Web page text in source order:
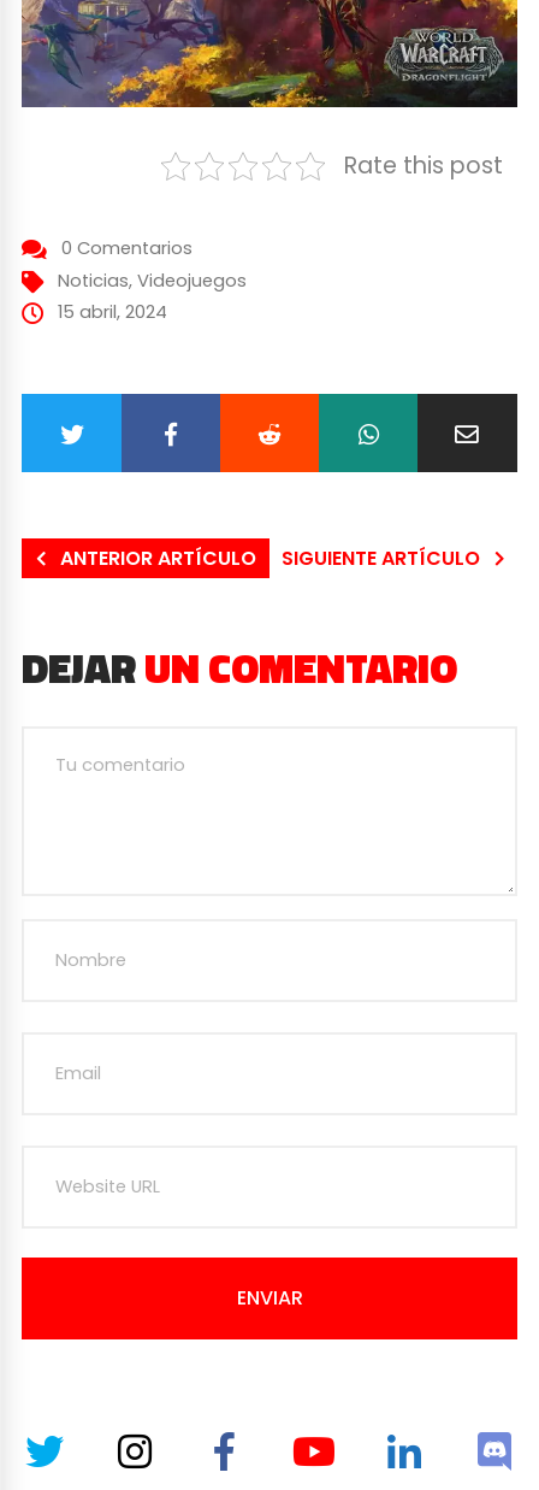
Rate this post
0 Comentarios
Noticias, Videojuegos
15 abril, 2024
ANTERIOR ARTÍCULO SIGUIENTE ARTÍCULO
DEJARUN COMENTARIO
ENVIAR